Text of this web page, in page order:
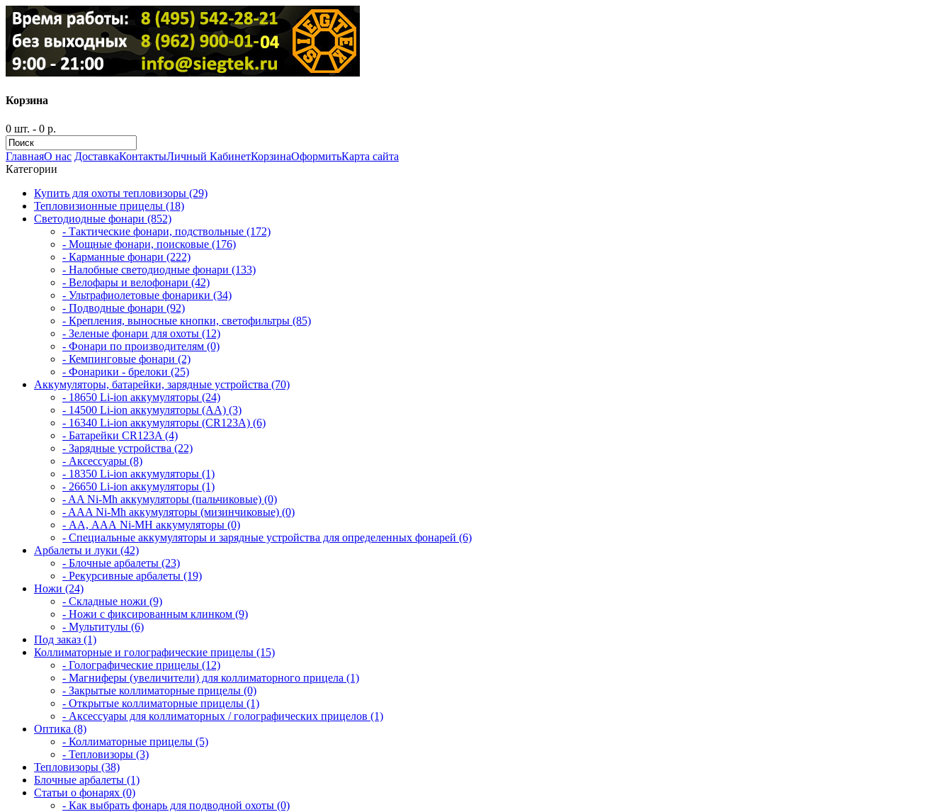
Корзина
0 шт. - 0 р.
ГлавнаяО нас ДоставкаКонтактыЛичный КабинетКорзинаОформитьКарта сайта
Категории
Купить для охоты тепловизоры (29)
Тепловизионные прицелы (18)
Светодиодные фонари (852)
- Тактические фонари, подствольные (172)
- Мощные фонари, поисковые (176)
- Карманные фонари (222)
- Налобные светодиодные фонари (133)
- Велофары и велофонари (42)
- Ультрафиолетовые фонарики (34)
- Подводные фонари (92)
- Крепления, выносные кнопки, светофильтры (85)
- Зеленые фонари для охоты (12)
- Фонари по производителям (0)
- Кемпинговые фонари (2)
- Фонарики - брелоки (25)
Аккумуляторы, батарейки, зарядные устройства (70)
- 18650 Li-ion аккумуляторы (24)
- 14500 Li-ion аккумуляторы (AA) (3)
- 16340 Li-ion аккумуляторы (CR123A) (6)
- Батарейки CR123A (4)
- Зарядные устройства (22)
- Аксессуары (8)
- 18350 Li-ion аккумуляторы (1)
- 26650 Li-ion аккумуляторы (1)
- AA Ni-Mh аккумуляторы (пальчиковые) (0)
- AAA Ni-Mh аккумуляторы (мизинчиковые) (0)
- АА, ААА Ni-MH аккумуляторы (0)
- Специальные аккумуляторы и зарядные устройства для определенных фонарей (6)
Арбалеты и луки (42)
- Блочные арбалеты (23)
- Рекурсивные арбалеты (19)
Ножи (24)
- Складные ножи (9)
- Ножи с фиксированным клинком (9)
- Мультитулы (6)
Под заказ (1)
Коллиматорные и голографические прицелы (15)
- Голографические прицелы (12)
- Магниферы (увеличители) для коллиматорного прицела (1)
- Закрытые коллиматорные прицелы (0)
- Открытые коллиматорные прицелы (1)
- Аксессуары для коллиматорных / голографических прицелов (1)
Оптика (8)
- Коллиматорные прицелы (5)
- Тепловизоры (3)
Тепловизоры (38)
Блочные арбалеты (1)
Статьи о фонарях (0)
- Как выбрать фонарь для подводной охоты (0)